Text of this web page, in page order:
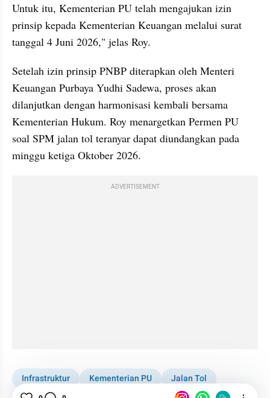
Untuk itu, Kementerian PU telah mengajukan izin
prinsip kepada Kementerian Keuangan melalui surat
tanggal 4 Juni 2026," jelas Roy.
Setelah izin prinsip PNBP diterapkan oleh Menteri
Keuangan Purbaya Yudhi Sadewa, proses akan
dilanjutkan dengan harmonisasi kembali bersama
Kementerian Hukum. Roy menargetkan Permen PU
soal SPM jalan tol teranyar dapat diundangkan pada
minggu ketiga Oktober 2026.
ADVERTISEMENT
Infrastruktur Kementerian PU
Jalan Tol